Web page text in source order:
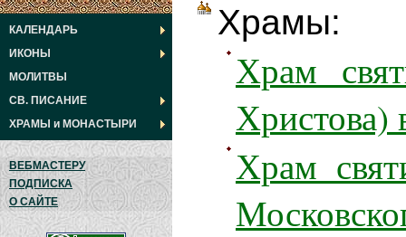
КАЛЕНДАРЬ
ИКОНЫ
МОЛИТВЫ
СВ. ПИСАНИЕ
ХРАМЫ и МОНАСТЫРИ
ВЕБМАСТЕРУ
ПОДПИСКА
О САЙТЕ
Храмы:
Храм
Христова)
Храм